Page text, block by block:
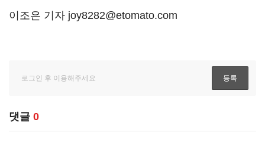
이조은 기자 joy8282@etomato.com
댓글 0